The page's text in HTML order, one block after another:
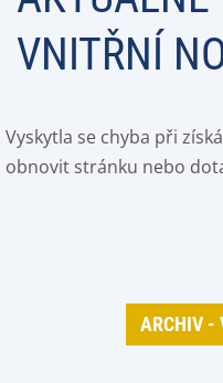
VNITŘNÍ
Vyskytla se chyba při
obnovit stránku nebo
ARCHIV -